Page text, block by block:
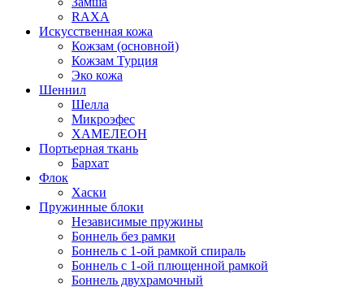
RAXA
Искусственная кожа
Кожзам (основной)
Кожзам Турция
Эко кожа
Шеннил
Шелла
Микроэфес
ХАМЕЛЕОН
Портьерная ткань
Бархат
Флок
Хаски
Пружинные блоки
Независимые пружины
Боннель без рамки
Боннель с 1-ой рамкой спираль
Боннель с 1-ой плющенной рамкой
Боннель двухрамочный